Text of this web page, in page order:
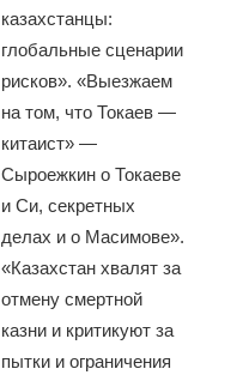
казахстанцы:
глобальные сценарии
рисков». «Выезжаем
на том, что Токаев —
китаист» —
Сыроежкин о Токаеве
и Си, секретных
делах и о Масимове».
«Казахстан хвалят за
отмену смертной
казни и критикуют за
пытки и ограничения